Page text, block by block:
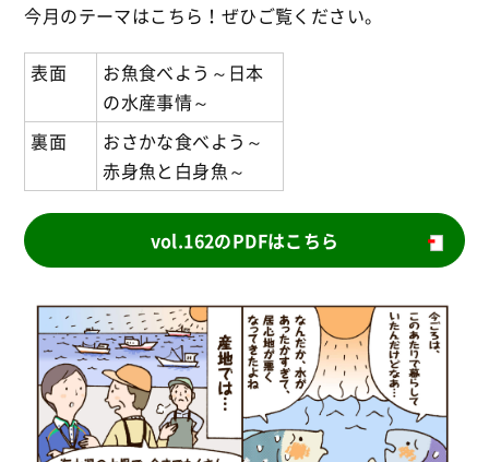
今月のテーマはこちら！ぜひご覧ください。
表面
お魚食べよう～日本
の水産事情～
裏面
おさかな食べよう～
赤身魚と白身魚～
vol.162のPDFはこちら